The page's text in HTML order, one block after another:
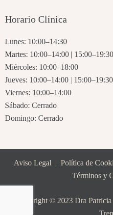
Horario Clínica
Lunes: 10:00–14:30
Martes: 10:00–14:00 | 15:00–19:30
Miércoles: 10:00–18:00
Jueves: 10:00–14:00 | 15:00–19:30
Viernes: 10:00–14:00
Sábado: Cerrado
Domingo: Cerrado
Aviso Legal | Política de
Términos y
Copyright © 2023 Dra